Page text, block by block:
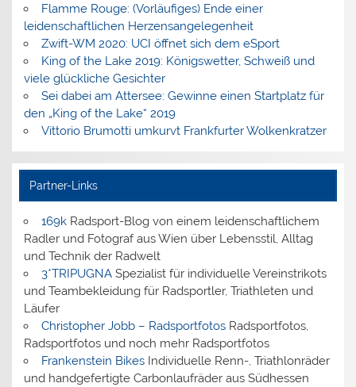
Flamme Rouge: (Vorläufiges) Ende einer
leidenschaftlichen Herzensangelegenheit
Zwift-WM 2020: UCI öffnet sich dem eSport
King of the Lake 2019: Königswetter, Schweiß und
viele glückliche Gesichter
Sei dabei am Attersee: Gewinne einen Startplatz für
den „King of the Lake“ 2019
Vittorio Brumotti umkurvt Frankfurter Wolkenkratzer
Partner-Links
169kRadsport-Blog von einem leidenschaftlichem
Radler und Fotograf aus Wien über Lebensstil, Alltag
und Technik der Radwelt
3*TRIPUGNASpezialist für individuelle Vereinstrikots
und Teambekleidung für Radsportler, Triathleten und
Läufer
Christopher Jobb – RadsportfotosRadsportfotos,
Radsportfotos und noch mehr Radsportfotos
Frankenstein BikesIndividuelle Renn-, Triathlonräder
und handgefertigte Carbonlaufräder aus Südhessen